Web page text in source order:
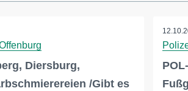
Diersburg,
/Gibt es